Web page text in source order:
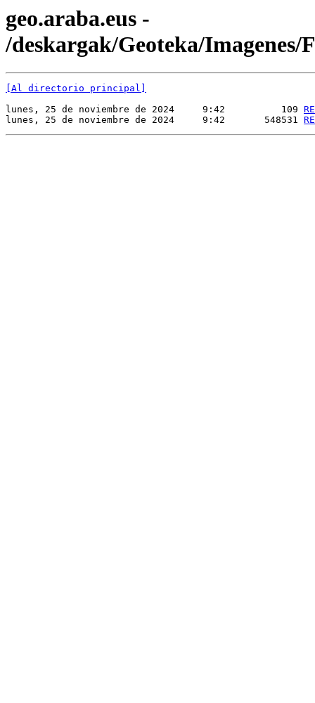
geo.araba.eus -
/deskargak/Geoteka/Imagenes/
[Al directorio principal]
lunes, 25 de noviembre de 2024     9:42          109
lunes, 25 de noviembre de 2024     9:42       548531